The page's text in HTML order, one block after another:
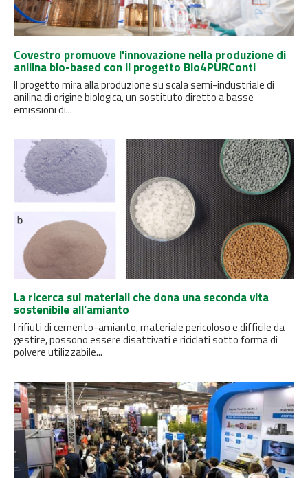
Covestro promuove l'innovazione nella produzione di
anilina bio-based con il progetto Bio4PURConti
Il progetto mira alla produzione su scala semi-industriale di
anilina di origine biologica, un sostituto diretto a basse
emissioni di...
La ricerca sui materiali che dona una seconda vita
sostenibile all’amianto
I rifiuti di cemento-amianto, materiale pericoloso e difficile da
gestire, possono essere disattivati ​​e riciclati sotto forma di
polvere utilizzabile...